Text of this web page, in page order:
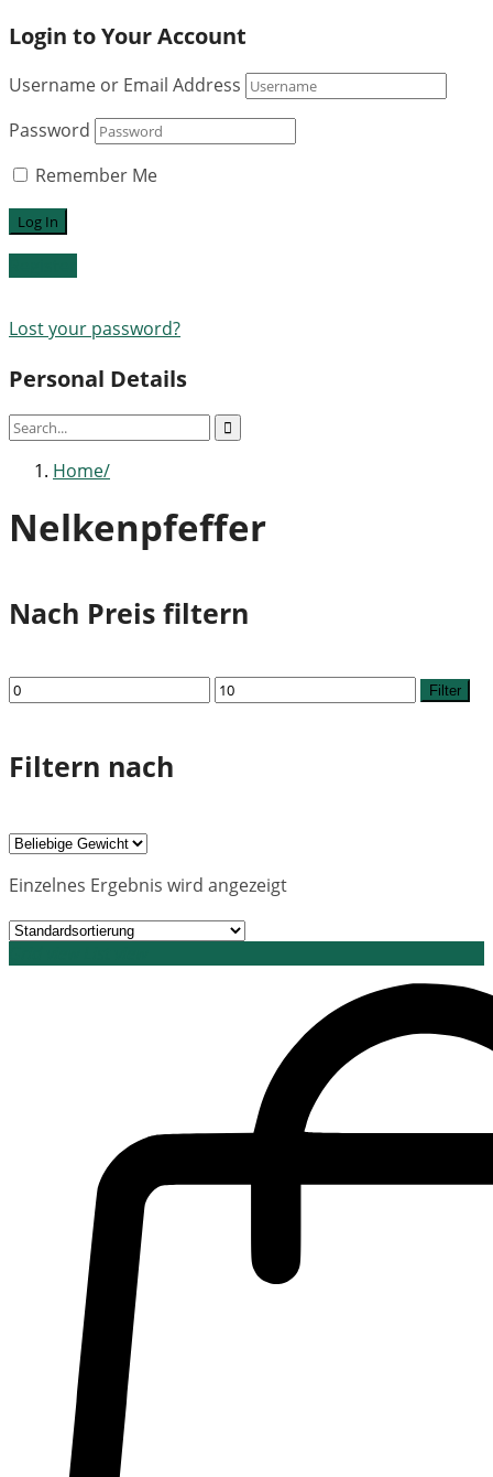
Login to Your Account
Username or Email Address
Password
Remember Me
Lost your password?
Personal Details
Home
Nelkenpfeffer
Nach Preis filtern
Min.
Preis
Max.
Preis
Filter
Filtern nach
Einzelnes Ergebnis wird angezeigt